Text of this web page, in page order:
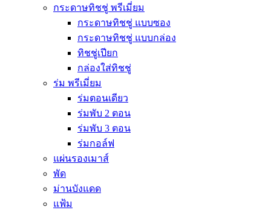
กระดาษทิชชู่ พรีเมี่ยม
กระดาษทิชชู่ แบบซอง
กระดาษทิชชู่ แบบกล่อง
ทิชชู่เปียก
กล่องใส่ทิชชู่
ร่ม พรีเมี่ยม
ร่มตอนเดียว
ร่มพับ 2 ตอน
ร่มพับ 3 ตอน
ร่มกอล์ฟ
แผ่นรองเมาส์
พัด
ม่านบังแดด
แฟ้ม